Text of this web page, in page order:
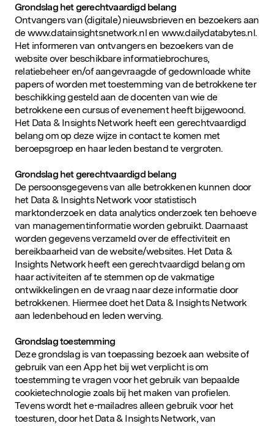
Grondslag het gerechtvaardigd belang
Ontvangers van (digitale) nieuwsbrieven en bezoekers aan
de www.datainsightsnetwork.nl en www.dailydatabytes.nl.
Het informeren van ontvangers en bezoekers van de
website over beschikbare informatiebrochures,
relatiebeheer en/of aangevraagde of gedownloade white
papers of worden met toestemming van de betrokkene ter
beschikking gesteld aan de docenten van wie de
betrokkene een cursus of evenement heeft bijgewoond.
Het Data & Insights Network heeft een gerechtvaardigd
belang om op deze wijze in contact te komen met
beroepsgroep en haar leden bestand te vergroten.
Grondslag het gerechtvaardigd belang
De persoonsgegevens van alle betrokkenen kunnen door
het Data & Insights Network voor statistisch
marktonderzoek en data analytics onderzoek ten behoeve
van managementinformatie worden gebruikt. Daarnaast
worden gegevens verzameld over de effectiviteit en
bereikbaarheid van de website/websites. Het Data &
Insights Network heeft een gerechtvaardigd belang om
haar activiteiten af te stemmen op de vakmatige
ontwikkelingen en de vraag naar deze informatie door
betrokkenen. Hiermee doet het Data & Insights Network
aan ledenbehoud en leden werving.
Grondslag toestemming
Deze grondslag is van toepassing bezoek aan website of
gebruik van een App het bij wet verplicht is om
toestemming te vragen voor het gebruik van bepaalde
cookietechnologie zoals bij het maken van profielen.
Tevens wordt het e-mailadres alleen gebruik voor het
toesturen, door het Data & Insights Network, van